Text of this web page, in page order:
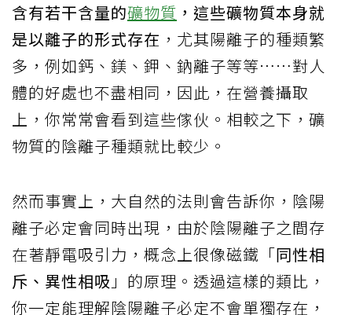
含有若干含量的礦物質 ，這些礦物質本身就
是以離子的形式存在 ，尤其陽離子的種類繁
多，例如鈣、鎂、鉀、鈉離子等等⋯⋯對人
體的好處也不盡相同，因此，在營養攝取
上，你常常會看到這些傢伙。相較之下，礦
物質的陰離子種類就比較少。
然而事實上，大自然的法則會告訴你，陰陽
離子必定會同時出現，由於陰陽離子之間存
在著靜電吸引力，概念上很像磁鐵「同性相
斥、異性相吸 」的原理。透過這樣的類比，
你一定能理解陰陽離子必定不會單獨存在，